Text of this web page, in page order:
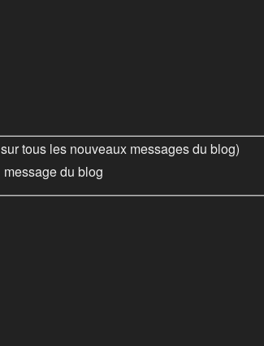
tous les nouveaux messages du blog)
du blog